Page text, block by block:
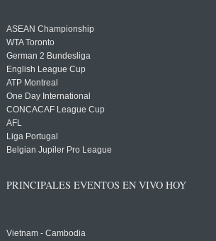
ASEAN Championship
WTA Toronto
German 2 Bundesliga
English League Cup
ATP Montreal
One Day International
CONCACAF League Cup
AFL
Liga Portugal
Belgian Jupiler Pro League
PRINCIPALES EVENTOS EN VIVO HOY
Vietnam - Cambodia